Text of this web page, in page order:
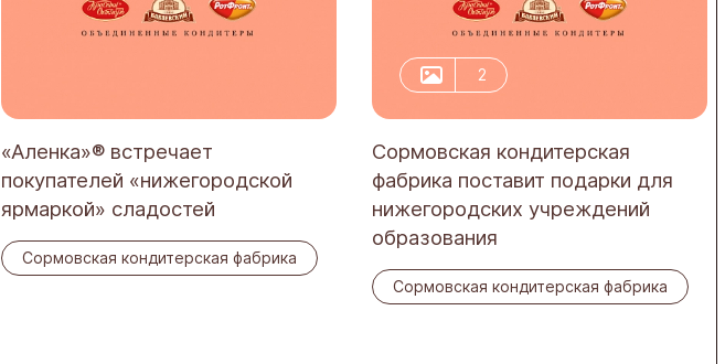
«Аленка»® встречает
покупателей «нижегородской
ярмаркой» сладостей
Сормовская кондитерская фабрика
2
Сормовская кондитерская
фабрика поставит подарки для
нижегородских учреждений
образования
Сормовская кондитерская фабрика